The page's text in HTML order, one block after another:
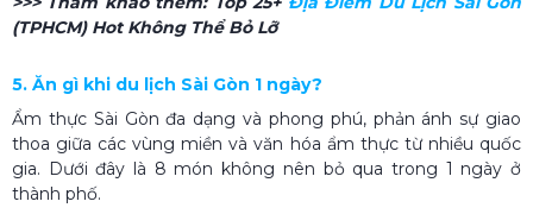
(TPHCM) Hot Không Thể Bỏ Lỡ
5. Ăn gì khi du lịch Sài Gòn 1 ngày?
Ẩm thực Sài Gòn đa dạng và phong phú, phản ánh sự giao
thoa giữa các vùng miền và văn hóa ẩm thực từ nhiều quốc
gia. Dưới đây là 8 món không nên bỏ qua trong 1 ngày ở
thành phố.